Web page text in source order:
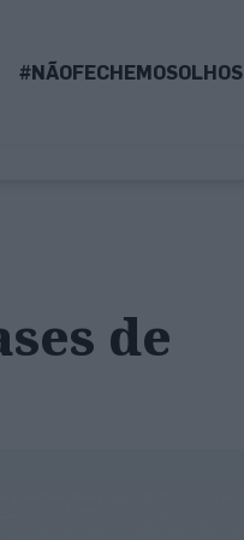
#NÃOFECHEMOSOLHOS
de